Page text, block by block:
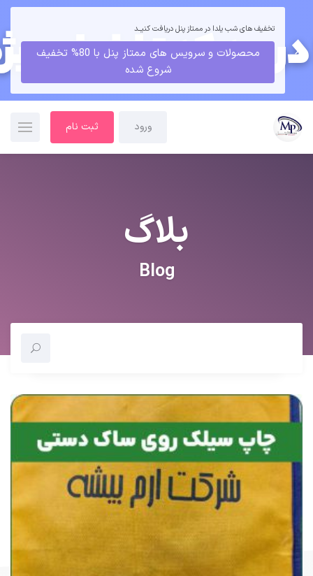
تخفیف های شب یلدا در ممتاز پنل دریافت کنیــد
محصولات و سرویس های ممتاز پنل با 80% تخفیف
شروع شده
ورود ثبت نام
بلاگ
Blog